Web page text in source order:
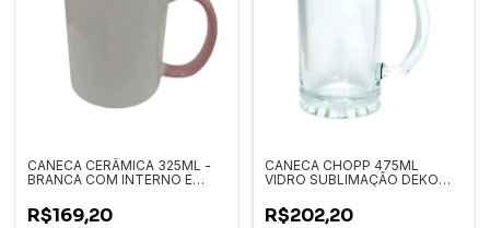
CANECA CERÂMICA 325ML -
BRANCA COM INTERNO E
R$169,20
CANECA CHOPP 475ML
VIDRO SUBLIMAÇÃO DEKO
R$202,20